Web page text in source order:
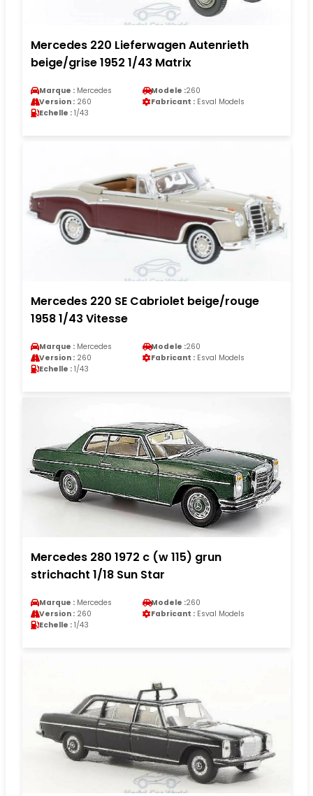
Mercedes 220 Lieferwagen Autenrieth
beige/grise 1952 1/43 Matrix
Marque : Mercedes Modele :260
Version : 260 Fabricant : Esval Models
Echelle : 1/43
Mercedes 220 SE Cabriolet beige/rouge
1958 1/43 Vitesse
Marque : Mercedes Modele :260
Version : 260 Fabricant : Esval Models
Echelle : 1/43
Mercedes 280 1972 c (w 115) grun
strichacht 1/18 Sun Star
Marque : Mercedes Modele :260
Version : 260 Fabricant : Esval Models
Echelle : 1/43